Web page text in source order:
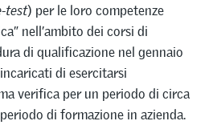
test) per le loro competenze
nell’ambito dei corsi di
di qualificazione nel gennaio
di esercitarsi
verifica per un periodo di circa
di formazione in azienda.